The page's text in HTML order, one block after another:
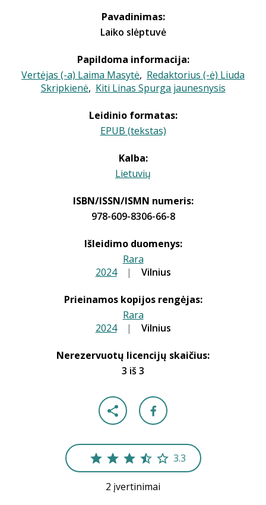
Pavadinimas:
Laiko slėptuvė
Papildoma informacija:
Vertėjas (-a) Laima Masytė, Redaktorius (-ė) Liuda
Skripkienė, Kiti Linas Spurga jaunesnysis
Leidinio formatas:
EPUB (tekstas)
Kalba:
Lietuvių
ISBN/ISSN/ISMN numeris:
978-609-8306-66-8
Išleidimo duomenys:
Rara
2024 | Vilnius
Prieinamos kopijos rengėjas:
Rara
2024 | Vilnius
Nerezervuotų licencijų skaičius:
3 iš 3
3.3
2 įvertinimai